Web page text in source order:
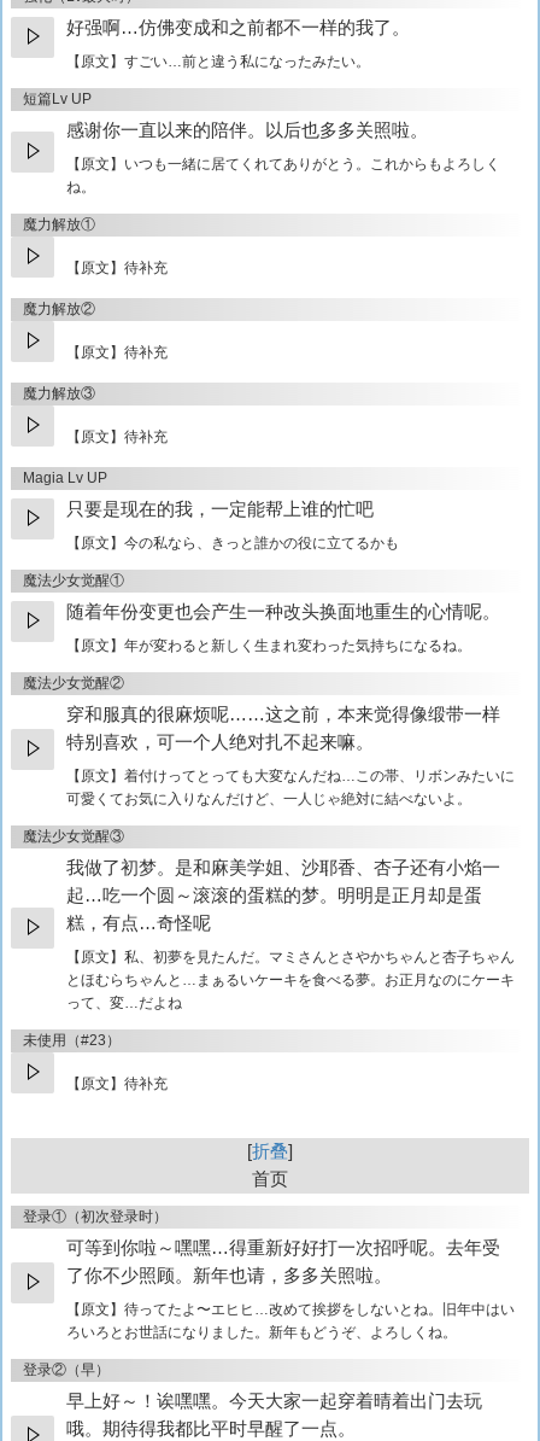
好强啊…仿佛变成和之前都不一样的我了。
【原文】 すごい…前と違う私になったみたい。
短篇Lv UP
感谢你一直以来的陪伴。以后也多多关照啦。
【原文】 いつも一緒に居てくれてありがとう。これからもよろしく
ね。
魔力解放①
【原文】待补充
魔力解放②
【原文】待补充
魔力解放③
【原文】待补充
Magia Lv UP
只要是现在的我，一定能帮上谁的忙吧
【原文】 今の私なら、きっと誰かの役に立てるかも
魔法少女觉醒①
随着年份变更也会产生一种改头换面地重生的心情呢。
【原文】 年が変わると新しく生まれ変わった気持ちになるね。
魔法少女觉醒②
穿和服真的很麻烦呢……这之前，本来觉得像缎带一样
特别喜欢，可一个人绝对扎不起来嘛。
【原文】 着付けってとっても大変なんだね…この帯、リボンみたいに
可愛くてお気に入りなんだけど、一人じゃ絶対に結べないよ。
魔法少女觉醒③
我做了初梦。是和麻美学姐、沙耶香、杏子还有小焰一
起…吃一个圆～滚滚的蛋糕的梦。明明是正月却是蛋
糕，有点…奇怪呢
【原文】 私、初夢を見たんだ。マミさんとさやかちゃんと杏子ちゃん
とほむらちゃんと…まぁるいケーキを食べる夢。お正月なのにケーキ
って、変…だよね
未使用（#23）
【原文】待补充
折叠
首页
登录①（初次登录时）
可等到你啦～嘿嘿…得重新好好打一次招呼呢。去年受
了你不少照顾。新年也请，多多关照啦。
【原文】 待ってたよ〜エヒヒ…改めて挨拶をしないとね。旧年中はい
ろいろとお世話になりました。新年もどうぞ、よろしくね。
登录②（早）
早上好～！诶嘿嘿。今天大家一起穿着晴着出门去玩
哦。期待得我都比平时早醒了一点。